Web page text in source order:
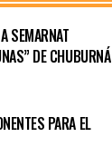
SEMARNAT
DE CHUBURNÁ
PARA EL